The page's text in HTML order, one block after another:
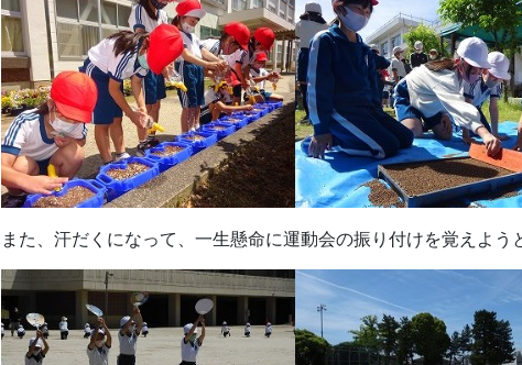
また、汗だくになって、一生懸命に運動会の振り付けを覚えよ